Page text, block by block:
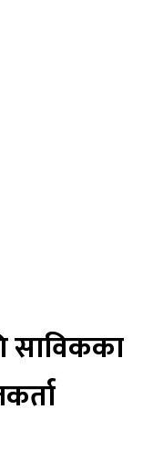
साविकका